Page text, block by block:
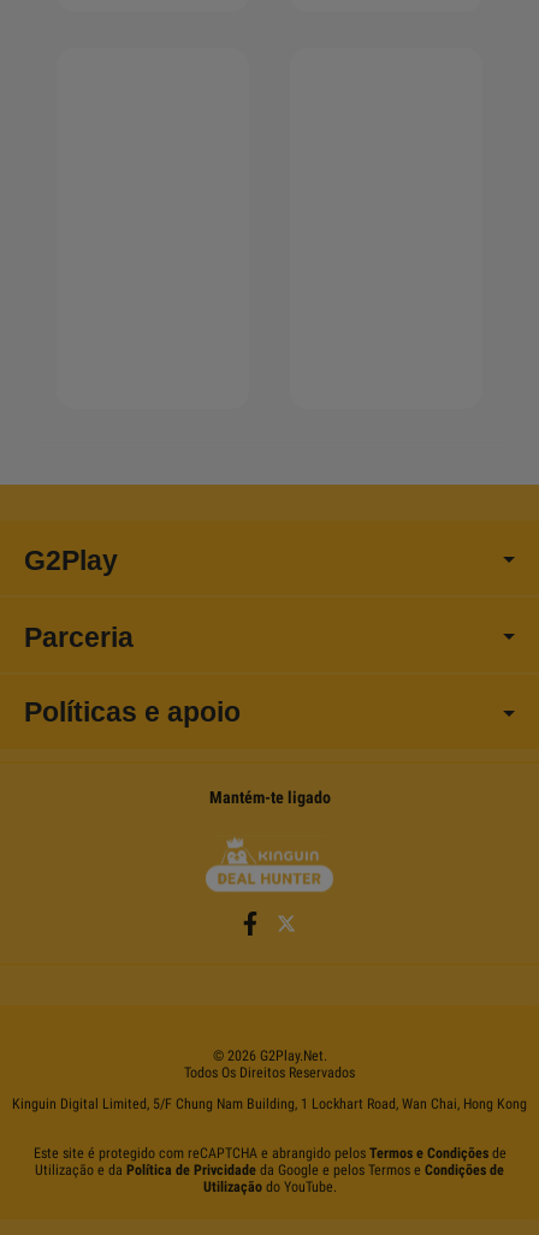
G2Play
Parceria
Políticas e apoio
Mantém-te ligado
© 2026 G2Play.net.
Todos Os Direitos Reservados
Kinguin Digital Limited, 5/F Chung Nam Building, 1 Lockhart Road, Wan Chai, Hong Kong
Este site é protegido com reCAPTCHA e abrangido pelos Termos e Condiçõesde
Utilização e da Política de Privcidade da Google e pelos Termos e Condições de
Utilizaçãodo YouTube.